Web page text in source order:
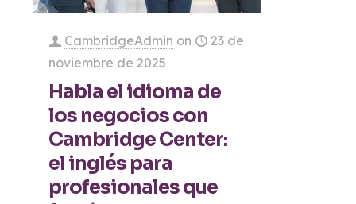
CambridgeAdmin on
23 de
noviembre de 2025
Habla el idioma de
los negocios con
Cambridge Center:
el inglés para
profesionales que